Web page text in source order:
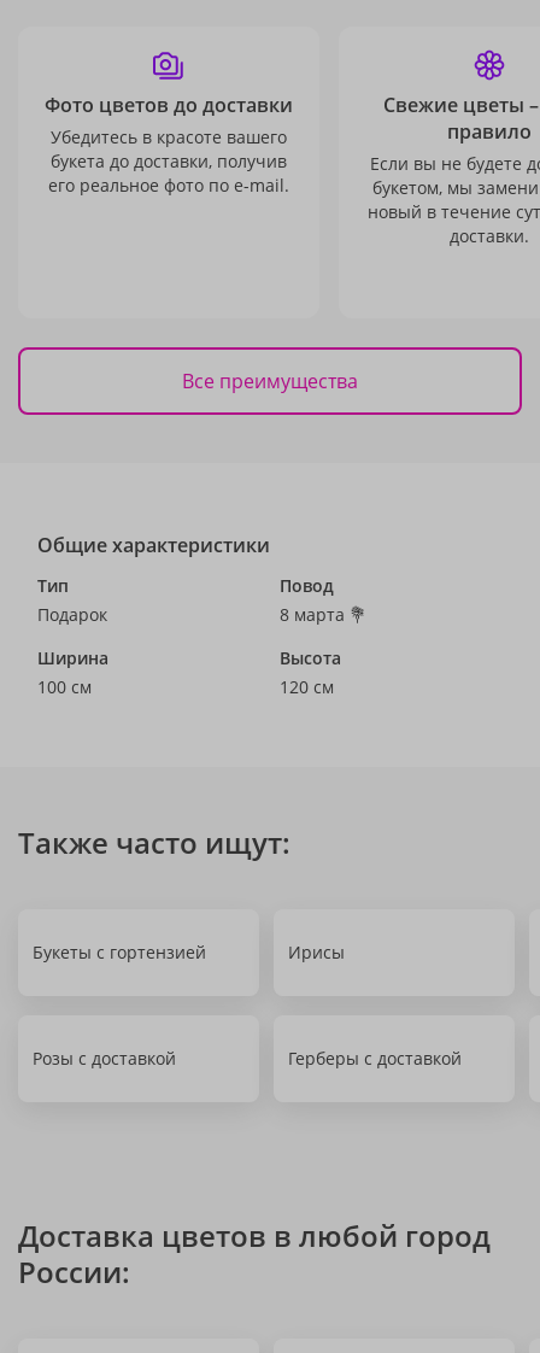
Фото цветов до доставки
Убедитесь в красоте вашего
букета до доставки, получив
его реальное фото по e-mail.
Свежие цветы
правило
Если вы не будете
букетом, мы
новый в течение
доставки.
Все преимущества
Общие характеристики
Тип
Подарок
Повод
8 марта 💐
Ширина
100 см
Высота
120 см
Также часто ищут:
Букеты с гортензией Ирисы
Розы с доставкой Герберы с доставкой
Доставка цветов в любой город
России: